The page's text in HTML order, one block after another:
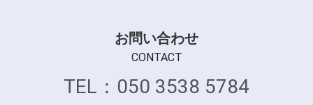
お問い合わせ
CONTACT
TEL：050 3538 5784